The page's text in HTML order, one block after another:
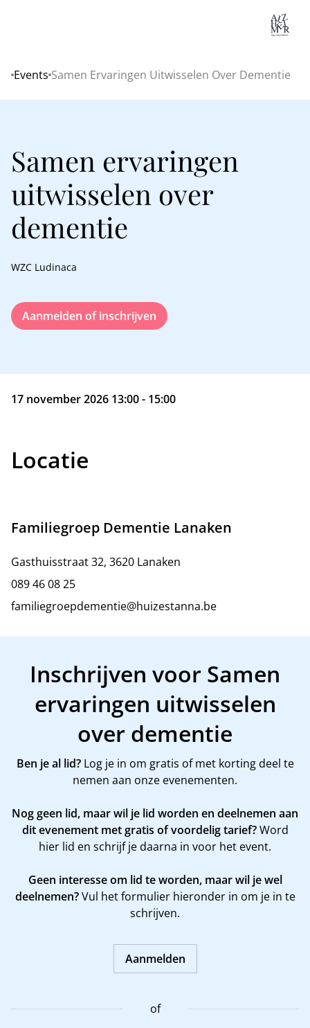
Home
Events Samen Ervaringen Uitwisselen Over Dementie
Samen ervaringen
uitwisselen over
dementie
WZC Ludinaca
Aanmelden of inschrijven
17 november 2026 13:00 - 15:00
Locatie
Familiegroep Dementie Lanaken
Gasthuisstraat 32, 3620 Lanaken
089 46 08 25
familiegroepdementie@huizestanna.be
Inschrijven voor Samen
ervaringen uitwisselen
over dementie
Ben je al lid?Log je in om gratis of met korting deel te
nemen aan onze evenementen.
Nog geen lid, maar wil je lid worden en deelnemen aan
dit evenement met gratis of voordelig tarief?Word
hier lid en schrijf je daarna in voor het event.
Geen interesse om lid te worden, maar wil je wel
deelnemen?Vul het formulier hieronder in om je in te
schrijven.
Aanmelden
of